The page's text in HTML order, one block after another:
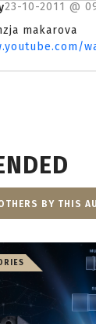
23-10-2011 @
makarova
BY THIS